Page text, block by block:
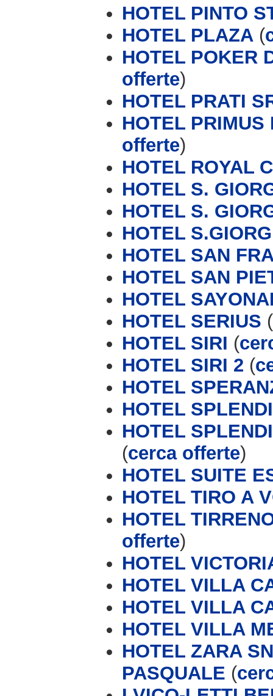
HOTEL PINTO
HOTEL PLAZA (
HOTEL POKER
offerte)
HOTEL PRATI
HOTEL
offerte)
HOTEL ROYAL
HOTEL S.
HOTEL S.
HOTEL
HOTEL SAN
HOTEL SAN
HOTEL
HOTEL SERIUS (
HOTEL SIRI (
HOTEL SIRI 2 (
HOTEL
HOTEL
HOTEL
(cerca offerte)
HOTEL SUITE
HOTEL TIRO A
HOTEL
offerte)
HOTEL
HOTEL VILLA
HOTEL VILLA
HOTEL VILLA
HOTEL ZARA
PASQUALE (